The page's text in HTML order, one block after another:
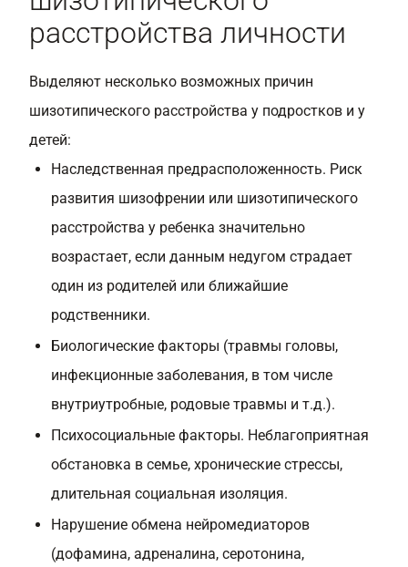
расстройства личности
Выделяют несколько возможных причин
шизотипического расстройства у подростков и у
детей:
Наследственная предрасположенность. Риск
развития шизофрении или шизотипического
расстройства у ребенка значительно
возрастает, если данным недугом страдает
один из родителей или ближайшие
родственники.
Биологические факторы (травмы головы,
инфекционные заболевания, в том числе
внутриутробные, родовые травмы и т.д.).
Психосоциальные факторы. Неблагоприятная
обстановка в семье, хронические стрессы,
длительная социальная изоляция.
Нарушение обмена нейромедиаторов
(дофамина, адреналина, серотонина,